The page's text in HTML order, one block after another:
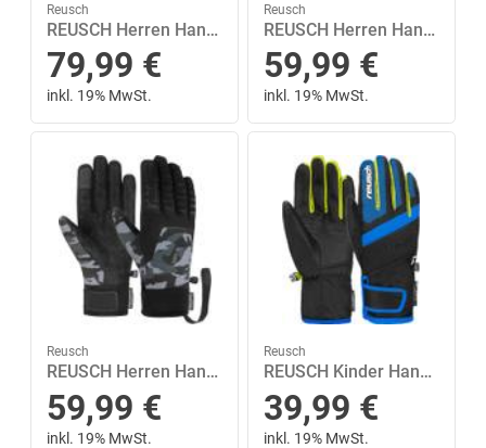
Reusch
REUSCH Herren Handschuhe Reusch Conan R-TEX® XT Lobster 8,5 in Schwarz
79,99 €
inkl. 19% MwSt.
Reusch
REUSCH Herren Handschuhe Reusch Primus R-TEX® XT 11 in Schwarz
59,99 €
inkl. 19% MwSt.
Reusch
REUSCH Herren Handschuhe Reusch Raptor R-TEX® XT TOUCH-TEC™ 8 in Grau
59,99 €
inkl. 19% MwSt.
Reusch
REUSCH Kinder Handschuhe Reusch Duke R-TEX® XT Junior 5,5 in Schwarz
39,99 €
inkl. 19% MwSt.